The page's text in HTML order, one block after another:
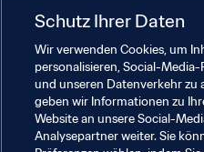
Champions League, wurde
eingewechselt und erzielte
ein Traumtor. Mit einem
zunächst einen
anschließend in die
Maße von dem Franzosen
Schutz Ihrer Daten
Wir verwenden Cookies, um
personalisieren, Social-
und unseren Datenverkehr zu
geben wir Informationen zu
Website an unsere Social-
Analysepartner weiter. Sie